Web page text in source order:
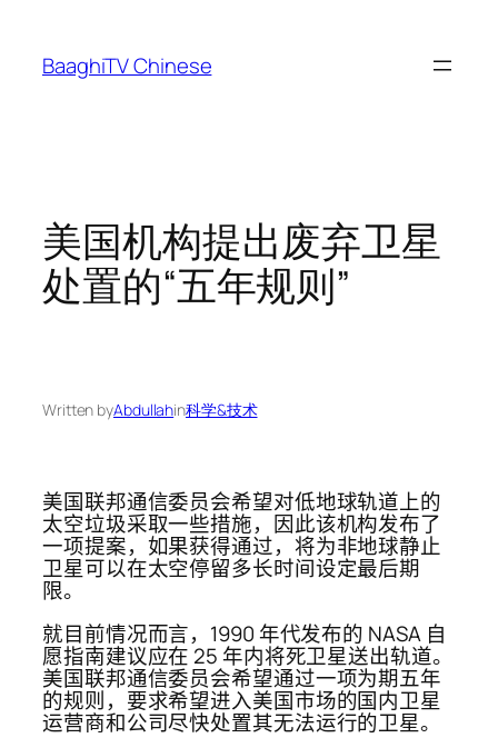
content
BaaghiTV Chinese
美国机构提出废弃卫星
处置的“五年规则”
Written byAbdullahin科学&技术
美国联邦通信委员会希望对低地球轨道上的
太空垃圾采取一些措施，因此该机构发布了
一项提案，如果获得通过，将为非地球静止
卫星可以在太空停留多长时间设定最后期
限。
就目前情况而言，1990 年代发布的 NASA 自
愿指南建议应在 25 年内将死卫星送出轨道。
美国联邦通信委员会希望通过一项为期五年
的规则，要求希望进入美国市场的国内卫星
运营商和公司尽快处置其无法运行的卫星。